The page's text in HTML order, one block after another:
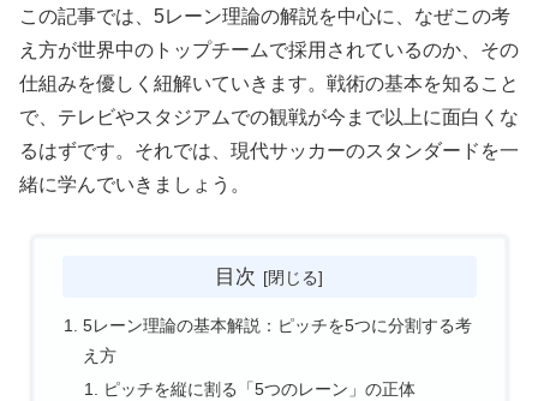
この記事では、5レーン理論の解説を中心に、なぜこの考
え方が世界中のトップチームで採用されているのか、その
仕組みを優しく紐解いていきます。戦術の基本を知ること
で、テレビやスタジアムでの観戦が今まで以上に面白くな
るはずです。それでは、現代サッカーのスタンダードを一
緒に学んでいきましょう。
目次
5レーン理論の基本解説：ピッチを5つに分割する考
え方
ピッチを縦に割る「5つのレーン」の正体